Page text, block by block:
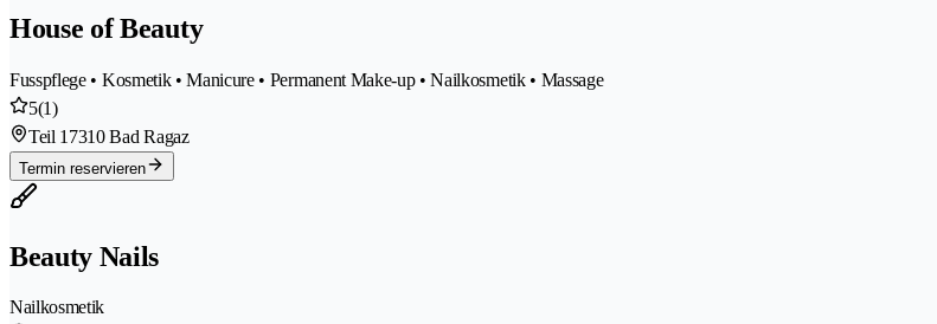
House of Beauty
Fusspflege • Kosmetik • Manicure • Permanent Make-up • Nailkosmetik • Massage
5(1)
Teil 1 7310 Bad Ragaz
Termin reservieren
Beauty Nails
Nailkosmetik